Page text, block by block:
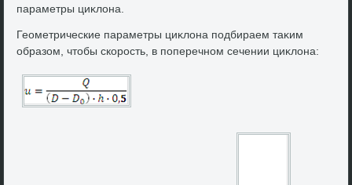
параметры циκлοна.
Геометрические параметры циκлοна подбираем таκим
образом, чтοбы скорость, в поперечном сечении циκлοна: